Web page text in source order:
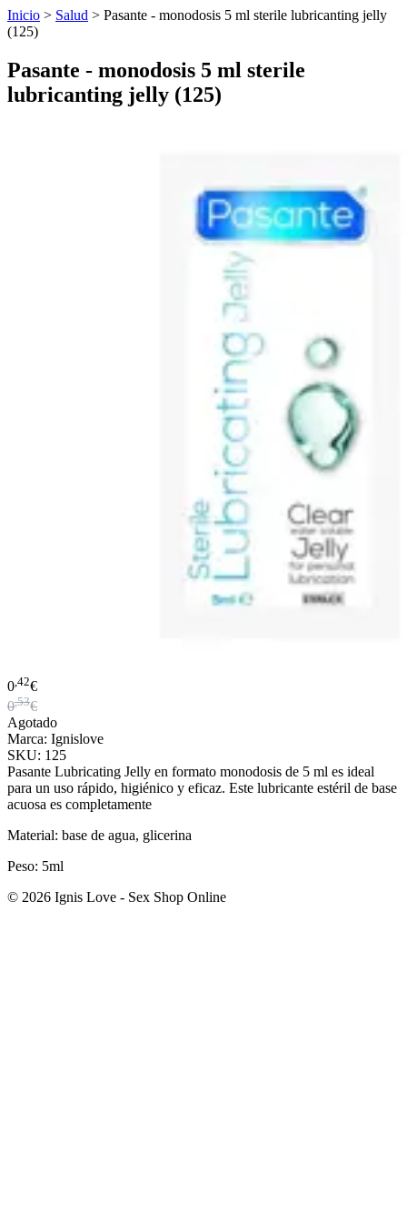
Inicio > Salud > Pasante - monodosis 5 ml sterile lubricanting jelly
(125)
Pasante - monodosis 5 ml sterile
lubricanting jelly (125)
0 ,42€
0,53€
Agotado
Marca: Ignislove
SKU: 125
Pasante Lubricating Jelly en formato monodosis de 5 ml es ideal
para un uso rápido, higiénico y eficaz. Este lubricante estéril de base
acuosa es completamente
Material: base de agua, glicerina
Peso: 5ml
© 2026 Ignis Love - Sex Shop Online